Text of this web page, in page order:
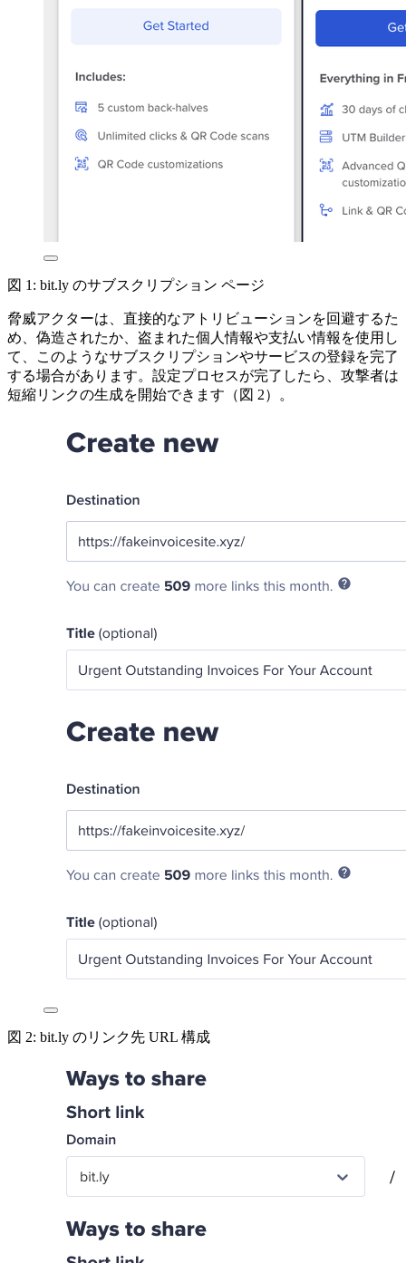
図 1: bit.ly のサブスクリプション ページ
脅威アクターは、直接的なアトリビューションを回避するた
め、偽造されたか、盗まれた個人情報や支払い情報を使用し
て、このようなサブスクリプションやサービスの登録を完了
する場合があります。設定プロセスが完了したら、攻撃者は
短縮リンクの生成を開始できます（図 2）。
図 2: bit.ly のリンク先 URL 構成